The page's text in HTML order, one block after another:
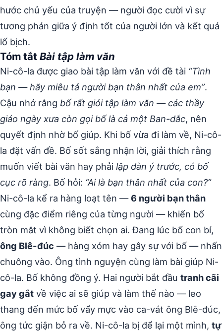
hước chủ yếu của truyện — người đọc cười vì sự
tương phản giữa ý định tốt của người lớn và kết quả
lố bịch.
Tóm tắt Bài tập làm văn
Ni-cô-la được giao bài tập làm văn với đề tài “Tình
bạn — hãy miêu tả người bạn thân nhất của em”.
Cậu nhớ rằng bố rất giỏi tập làm văn — các thầy
giáo ngày xưa còn gọi bố là cả một Ban-dắc, nên
quyết định nhờ bố giúp. Khi bố vừa đi làm về, Ni-cô-
la đặt vấn đề. Bố sốt sắng nhận lời, giải thích rằng
muốn viết bài văn hay phải lập dàn ý trước, có bố
cục rõ ràng. Bố hỏi: “Ai là bạn thân nhất của con?”
Ni-cô-la kể ra hàng loạt tên —6 người bạn thân
cùng đặc điểm riêng của từng người — khiến bố
tròn mắt vì không biết chọn ai. Đang lúc bố con bí,
ông Blê-đúc — hàng xóm hay gây sự với bố — nhấn
chuông vào. Ông tình nguyện cùng làm bài giúp Ni-
cô-la. Bố không đồng ý. Hai người bắt đầu tranh cãi
gay gắt về việc ai sẽ giúp và làm thế nào — leo
thang đến mức bố vẩy mực vào ca-vát ông Blê-đúc,
ông tức giận bỏ ra về. Ni-cô-la bị để lại một mình, tự